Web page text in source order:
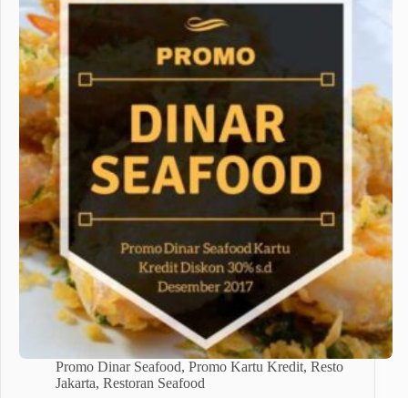
Promo Dinar Seafood, Promo Kartu Kredit, Resto
Jakarta, Restoran Seafood